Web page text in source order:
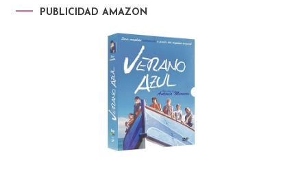
PUBLICIDAD AMAZON